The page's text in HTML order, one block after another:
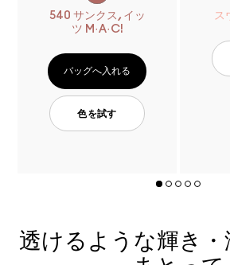
540 サンクス, イッ
ツ M·A·C!
バッグへ入れる
色を試す
ス
透けるような輝き・